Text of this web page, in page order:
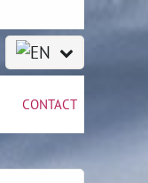
CONTACT